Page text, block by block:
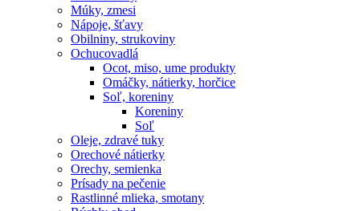
Múky, zmesi
Nápoje, šťavy
Obilniny, strukoviny
Ochucovadlá
Ocot, miso, ume produkty
Omáčky, nátierky, horčice
Soľ, koreniny
Koreniny
Soľ
Oleje, zdravé tuky
Orechové nátierky
Orechy, semienka
Prísady na pečenie
Rastlinné mlieka, smotany